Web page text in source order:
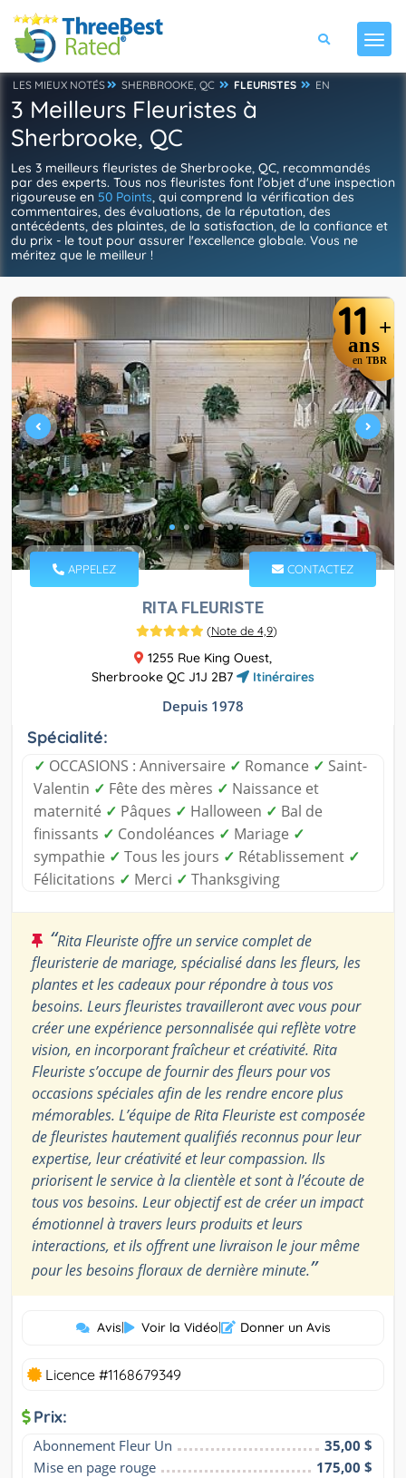
LES MIEUX NOTÉS SHERBROOKE, QC FLEURISTES EN
3 Meilleurs Fleuristes à
Sherbrooke, QC
Les 3 meilleurs fleuristes de Sherbrooke, QC, recommandés
par des experts. Tous nos fleuristes font l'objet d'une inspection
rigoureuse en 50 Points, qui comprend la vérification des
commentaires, des évaluations, de la réputation, des
antécédents, des plaintes, de la satisfaction, de la confiance et
du prix - le tout pour assurer l'excellence globale. Vous ne
méritez que le meilleur !
11 +
ans
en TBR
APPELEZ CONTACTEZ
RITA FLEURISTE
(Note de 4,9)
1255 Rue King Ouest,
Sherbrooke QC J1J 2B7
Itinéraires
Depuis 1978
Spécialité:
✓ OCCASIONS : Anniversaire ✓ Romance ✓ Saint-
Valentin ✓ Fête des mères ✓ Naissance et
maternité ✓ Pâques ✓ Halloween ✓ Bal de
finissants ✓ Condoléances ✓ Mariage ✓
sympathie ✓ Tous les jours ✓ Rétablissement ✓
Félicitations ✓ Merci ✓ Thanksgiving
“Rita Fleuriste offre un service complet de
fleuristerie de mariage, spécialisé dans les fleurs, les
plantes et les cadeaux pour répondre à tous vos
besoins. Leurs fleuristes travailleront avec vous pour
créer une expérience personnalisée qui reflète votre
vision, en incorporant fraîcheur et créativité. Rita
Fleuriste s’occupe de fournir des fleurs pour vos
occasions spéciales afin de les rendre encore plus
mémorables. L’équipe de Rita Fleuriste est composée
de fleuristes hautement qualifiés reconnus pour leur
expertise, leur créativité et leur compassion. Ils
priorisent le service à la clientèle et sont à l’écoute de
tous vos besoins. Leur objectif est de créer un impact
émotionnel à travers leurs produits et leurs
interactions, et ils offrent une livraison le jour même
pour les besoins floraux de dernière minute.”
Avis| Voir la Vidéo| Donner un Avis
Licence #1168679349
Prix:
Abonnement Fleur Un
35,00 $
Mise en page rouge
175,00 $